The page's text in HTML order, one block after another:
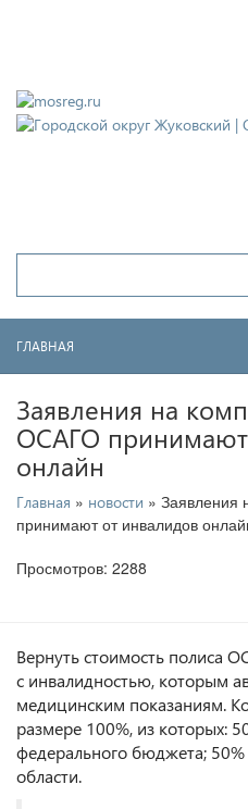
ГЛАВНАЯ
Заявления на
ОСАГО принимают
онлайн
Главная » новости »
принимают от инвалидов
Просмотров: 2288
Вернуть стоимость полиса
с инвалидностью, которым
медицинским показаниям.
размере 100%, из которых:
федерального бюджета;
области.